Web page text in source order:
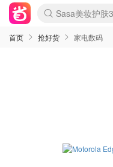
lululemon折扣
Sasa美妆护肤
SSENSE年中3折
FreshBeauty好
Cettire降价+叠9
WWS Coles超
viagogo二手票
Myer超级周末1
The Outnet奢
David Jones 3
Flannels大牌1折
Perfumes Club
AMIRO返校季
Amazon折扣汇
eToro入金$200
Amazon数码好
ICONIC本周7.5
ThedoubleF高
Moose
丝芙兰5折起
EUFY官网3.7折
Selenichast首
Trip机票酒店促
YSL送5件彩妆礼
Amazon家居好
Amazon美妆护
雅漾大喷$8
过敏原检测盒
伊索独家赠
科颜氏清仓3折
SEALIFE海洋
丝塔芙大白罐
订阅Newsletter
Cult Beauty 6.8
Harrods圣诞日
LN-CC奢牌私促
d'Alba空姐喷雾
EVE LOM套装
Bernardelli独家
Adore Beauty 6
CT圣诞日历
Mytheresa奢品
Luxury
Currentbody美
MOON Garden
Roborock扫地
Tingo Life水杯
Valentino官网5
CR洗发护发6.3
修丽可套装7.4折
Myer彩妆2件7折
GANNI官网4.5折
Stylevana韩妆4
Tessabit高奢
OGX洗护4折
Amazon阿德莱
卡诗8.5折+赠礼
Philips Hue灯具
首页 抢好货 家电数码